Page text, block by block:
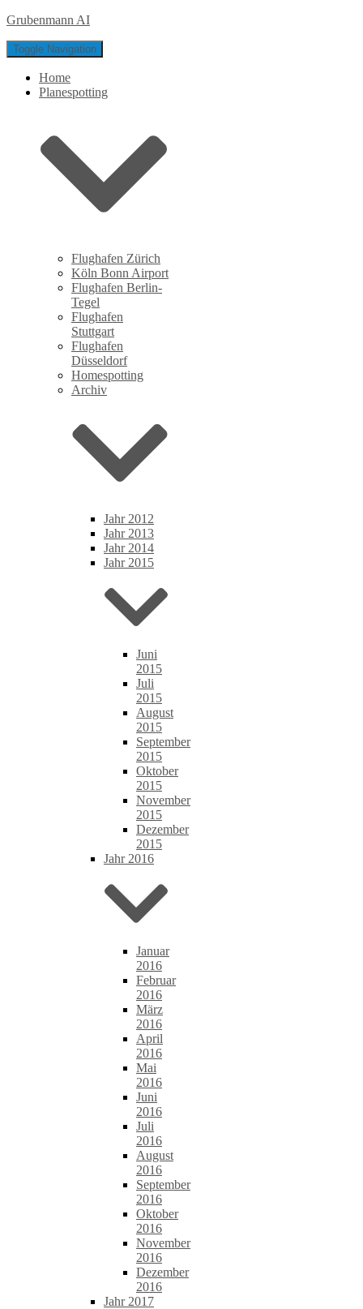
Grubenmann AI
Toggle Navigation
Home
Planespotting
Flughafen Zürich
Köln Bonn Airport
Flughafen Berlin-
Tegel
Flughafen
Stuttgart
Flughafen
Düsseldorf
Homespotting
Archiv
Jahr 2012
Jahr 2013
Jahr 2014
Jahr 2015
Juni
2015
Juli
2015
August
2015
September
2015
Oktober
2015
November
2015
Dezember
2015
Jahr 2016
Januar
2016
Februar
2016
März
2016
April
2016
Mai
2016
Juni
2016
Juli
2016
August
2016
September
2016
Oktober
2016
November
2016
Dezember
2016
Jahr 2017